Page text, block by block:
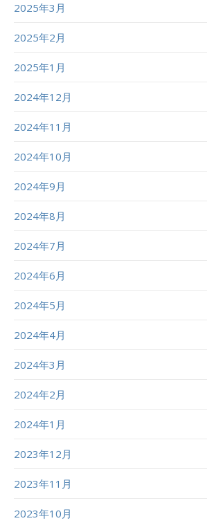
2025年3月
2025年2月
2025年1月
2024年12月
2024年11月
2024年10月
2024年9月
2024年8月
2024年7月
2024年6月
2024年5月
2024年4月
2024年3月
2024年2月
2024年1月
2023年12月
2023年11月
2023年10月